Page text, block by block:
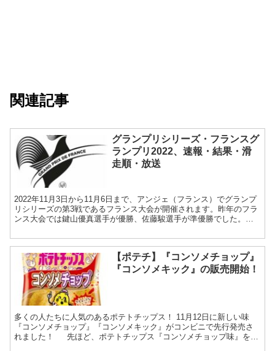
関連記事
グランプリシリーズ・フランスグ
ランプリ2022、速報・結果・滑
走順・放送
2022年11月3日から11月6日まで、アンジェ（フランス）でグランプ
リシリーズの第3戦であるフランス大会が開催されます。昨年のフラ
ンス大会では鍵山優真選手が優勝、佐藤駿選手が準優勝でした。強
【ポテチ】『コンソメチョップ』
『コンソメキック』の販売開始！
多くの人たちに人気のあるポテトチップス！ 11月12日に新しい味
『コンソメチョップ』『コンソメキック』がコンビニで先行発売さ
れました！ 先ほど、ポテトチップス『コンソメチョップ味』を買